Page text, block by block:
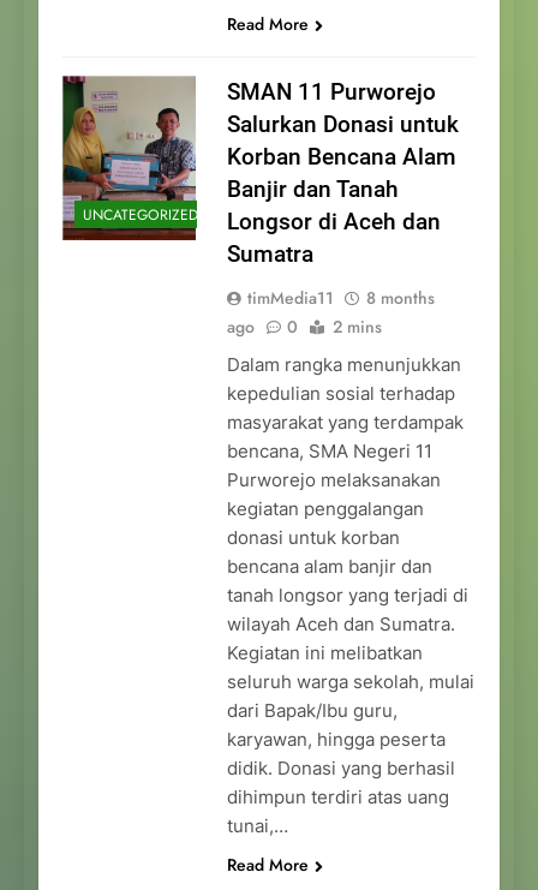
Read More
UNCATEGORIZED
SMAN 11 Purworejo
Salurkan Donasi untuk
Korban Bencana Alam
Banjir dan Tanah
Longsor di Aceh dan
Sumatra
timMedia11
8 months
ago
0 2 mins
Dalam rangka menunjukkan
kepedulian sosial terhadap
masyarakat yang terdampak
bencana, SMA Negeri 11
Purworejo melaksanakan
kegiatan penggalangan
donasi untuk korban
bencana alam banjir dan
tanah longsor yang terjadi di
wilayah Aceh dan Sumatra.
Kegiatan ini melibatkan
seluruh warga sekolah, mulai
dari Bapak/Ibu guru,
karyawan, hingga peserta
didik. Donasi yang berhasil
dihimpun terdiri atas uang
tunai,…
Read More